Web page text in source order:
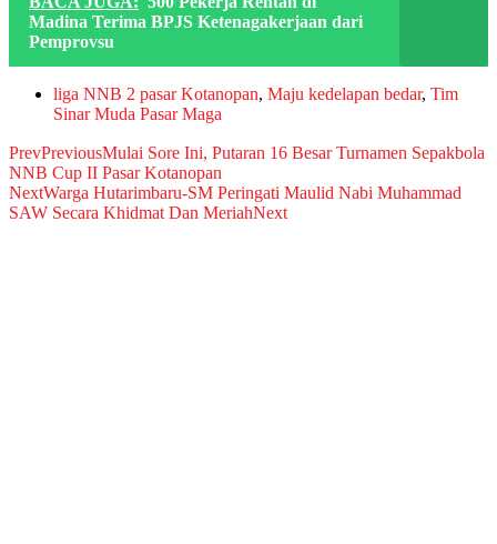
Madina Terima BPJS Ketenagakerjaan dari
Pemprovsu
liga NNB 2 pasar Kotanopan, Maju kedelapan bedar, Tim
Sinar Muda Pasar Maga
PrevPreviousMulai Sore Ini, Putaran 16 Besar Turnamen Sepakbola
NNB Cup II Pasar Kotanopan
NextWarga Hutarimbaru-SM Peringati Maulid Nabi Muhammad
SAW Secara Khidmat Dan MeriahNext